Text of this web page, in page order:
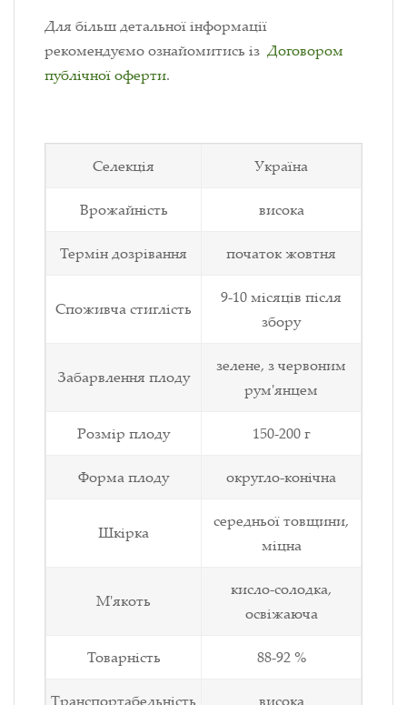
Для більш детальної інформації
рекомендуємо ознайомитись із Договором
публічної оферти.
Селекція Україна
Врожайність висока
Термін дозрівання початок жовтня
Споживча стиглість
9-10 місяців після
збору
Забарвлення плоду
зелене, з червоним
рум'янцем
Розмір плоду 150-200 г
Форма плоду округло-конічна
Шкірка
середньої товщини,
міцна
М'якоть
кисло-солодка,
освіжаюча
Товарність 88-92 %
Транспортабельність висока